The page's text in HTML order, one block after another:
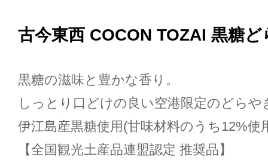
古今東西 COCON TOZAI 黒糖ど
黒糖の滋味と豊かな香り。
しっとり口どけの良い空港限定のどらや
伊江島産黒糖使用(甘味材料のうち12%使
【全国観光土産品連盟認定 推奨品】